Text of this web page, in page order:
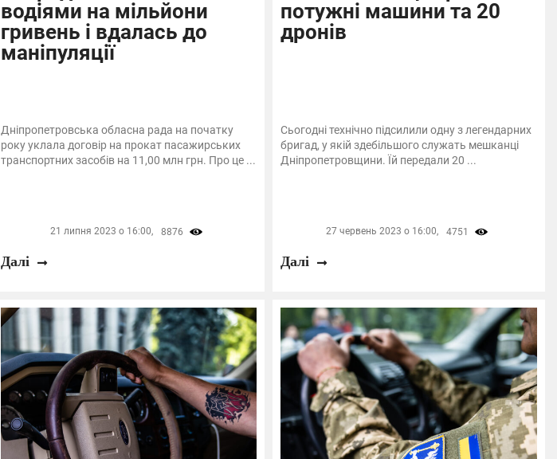
водіями на мільйони
гривень і вдалась до
маніпуляції
Дніпропетровська обласна рада на початку
року уклала договір на прокат пасажирських
транспортних засобів на 11,00 млн грн. Про це ...
21 липня 2023 о 16:00, 8876
Далі
потужні машини та 20
дронів
Сьогодні технічно підсилили одну з легендарних
бригад, у якій здебільшого служать мешканці
Дніпропетровщини. Їй передали 20 ...
27 червень 2023 о 16:00, 4751
Далі